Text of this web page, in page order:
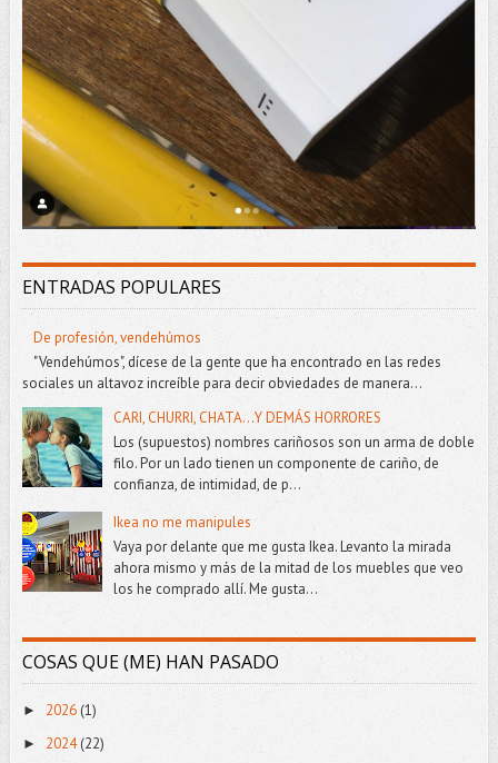
ENTRADAS POPULARES
De profesión, vendehúmos
"Vendehúmos", dícese de la gente que ha encontrado en las redes
sociales un altavoz increíble para decir obviedades de manera...
CARI, CHURRI, CHATA...Y DEMÁS HORRORES
Los (supuestos) nombres cariñosos son un arma de doble
filo. Por un lado tienen un componente de cariño, de
confianza, de intimidad, de p...
Ikea no me manipules
Vaya por delante que me gusta Ikea. Levanto la mirada
ahora mismo y más de la mitad de los muebles que veo
los he comprado allí. Me gusta...
COSAS QUE (ME) HAN PASADO
► 2026 (1)
► 2024(22)